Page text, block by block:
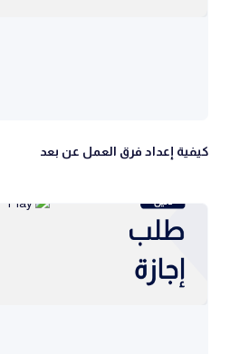
كيفية إعداد فرق العمل عن بعد